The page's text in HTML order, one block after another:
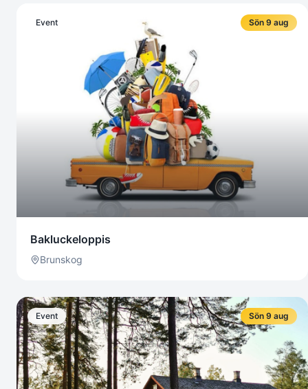
Event Sön 9 aug
Bakluckeloppis
Brunskog
Event Sön 9 aug